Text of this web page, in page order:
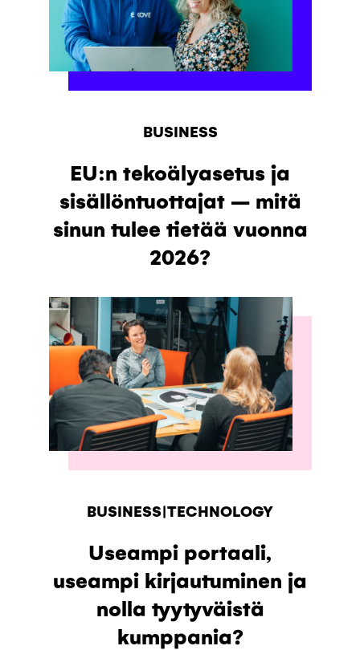
BUSINESS
EU:n tekoälyasetus ja
sisällöntuottajat – mitä
sinun tulee tietää vuonna
2026?
BUSINESS|TECHNOLOGY
Useampi portaali,
useampi kirjautuminen ja
nolla tyytyväistä
kumppania?